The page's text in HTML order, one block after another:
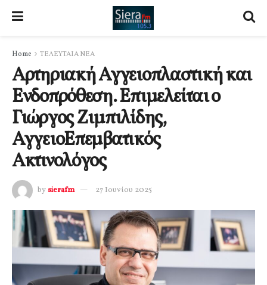
Home ΤΕΛΕΥΤΑΙΑ ΝΕΑ
Αρτηριακή Αγγειοπλαστική και
Ενδοπρόθεση. Επιμελείται ο
Γιώργος Ζιμπιλίδης,
ΑγγειοΕπεμβατικός
Ακτινολόγος
by sierafm 27 Ιουνίου 2025